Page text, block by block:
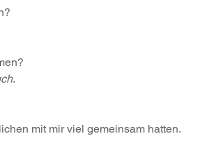
.
mit mir viel gemeinsam hatten.